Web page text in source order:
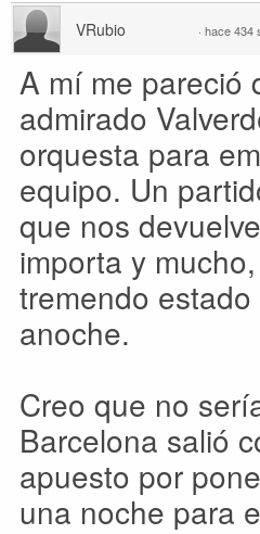
VRubio · hace 434
A mí me pareció
admirado
orquesta para
equipo. Un
que nos
importa y
tremendo
anoche.
Creo que no
Barcelona salió
apuesto por
una noche para